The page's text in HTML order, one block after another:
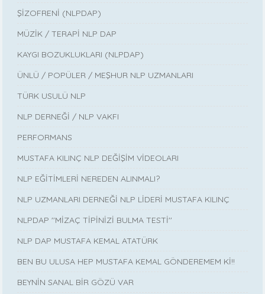
ŞİZOFRENİ (NLPDAP)
MÜZİK / TERAPİ NLP DAP
KAYGI BOZUKLUKLARI (NLPDAP)
ÜNLÜ / POPÜLER / MEŞHUR NLP UZMANLARI
TÜRK USULÜ NLP
NLP DERNEĞİ / NLP VAKFI
PERFORMANS
MUSTAFA KILINÇ NLP DEĞİŞİM VİDEOLARI
NLP EĞİTİMLERİ NEREDEN ALINMALI?
NLP UZMANLARI DERNEĞİ NLP LİDERİ MUSTAFA KILINÇ
NLPDAP ''MİZAÇ TİPİNİZİ BULMA TESTİ''
NLP DAP MUSTAFA KEMAL ATATÜRK
BEN BU ULUSA HEP MUSTAFA KEMAL GÖNDEREMEM Kİ!!
BEYNİN SANAL BİR GÖZÜ VAR